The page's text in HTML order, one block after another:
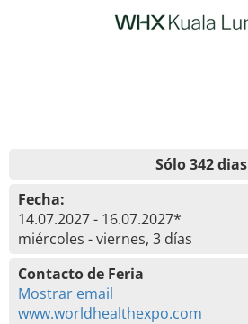
Sólo 342 dias
Fecha:
14.07.2027 - 16.07.2027*
miércoles - viernes, 3 días
Contacto de Feria
Mostrar email
www.worldhealthexpo.com